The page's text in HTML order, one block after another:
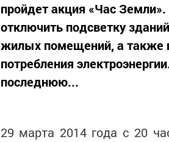
пройдет акция «Час
отключить подсветку
жилых помещений, а также
потребления
последнюю...
29 марта 2014 года с 20